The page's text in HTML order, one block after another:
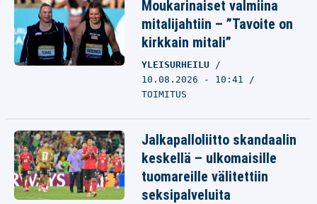
Moukarinaiset valmiina
mitalijahtiin – ”Tavoite on
kirkkain mitali”
YLEISURHEILU
10.08.2026 - 10:41
TOIMITUS
Jalkapalloliitto skandaalin
keskellä – ulkomaisille
tuomareille välitettiin
seksipalveluita